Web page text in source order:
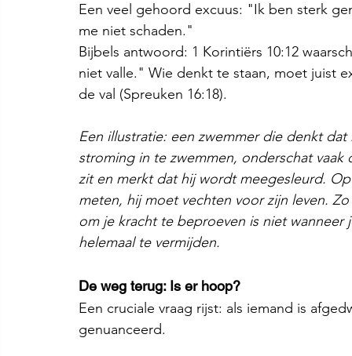
Een veel gehoord excuus: "Ik ben sterk
me niet schaden."
Bijbels antwoord: 1 Korintiërs 10:12
niet valle." Wie denkt te staan, moet juist
de val (Spreuken 16:18).
Een illustratie: een zwemmer die denkt
stroming in te zwemmen, onderschat
zit en merkt dat hij wordt meegesleurd.
meten, hij moet vechten voor zijn leven.
om je kracht te beproeven is niet
helemaal te vermijden.
De weg terug: Is er hoop?
Een cruciale vraag rijst: als iemand is
genuanceerd.